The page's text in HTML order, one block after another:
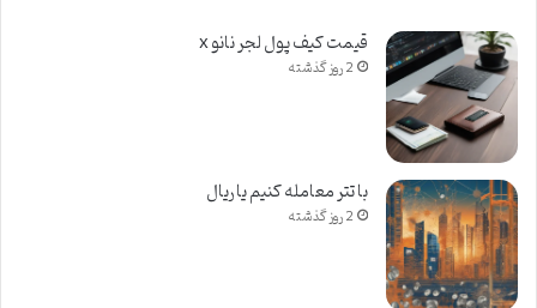
قیمت کیف پول لجر نانو x
2 روز گذشته
با تتر معامله کنیم یا ریال
2 روز گذشته